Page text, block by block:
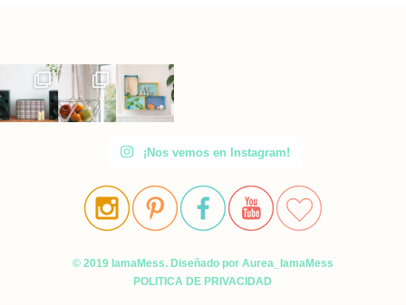
¡Nos vemos en Instagram!
© 2019 IamaMess. Diseñado por Aurea_IamaMess
POLITICA DE PRIVACIDAD